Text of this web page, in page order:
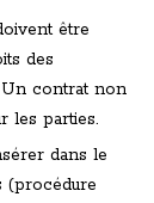
être
des
Un contrat non
les parties.
dans le
(procédure